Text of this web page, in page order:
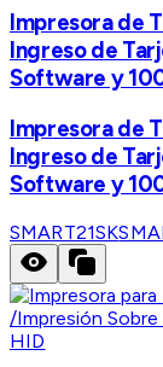
Impresora de
Ingreso de
Software y
Impresora de
Ingreso de
Software y
SMART21SK
HID